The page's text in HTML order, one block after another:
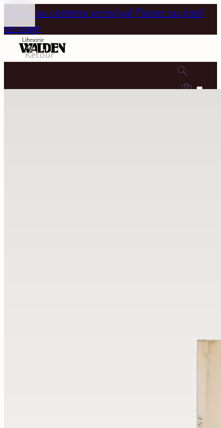
Passer au contenu principal Passer au pied
de page
0
Retour